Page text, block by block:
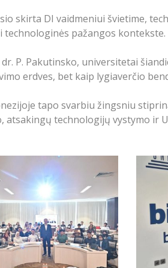
skirta DI vaidmeniui švietime,
technologinės pažangos kontekste.
P. Pakutinsko, universitetai
erdves, bet kaip lygiaverčio
tapo svarbiu žingsniu
atsakingų technologijų vystymo ir